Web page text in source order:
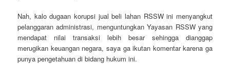
Nah, kalo dugaan korupsi jual beli lahan RSSW ini menyangkut
pelanggaran administrasi, menguntungkan Yayasan RSSW yang
mendapat nilai transaksi lebih besar sehingga dianggap
merugikan keuangan negara, saya ga ikutan komentar karena ga
punya pengetahuan di bidang hukum ini.